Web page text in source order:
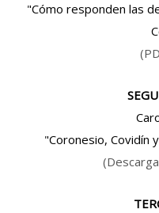
"Cómo responden las
"Coronesio, Covidín